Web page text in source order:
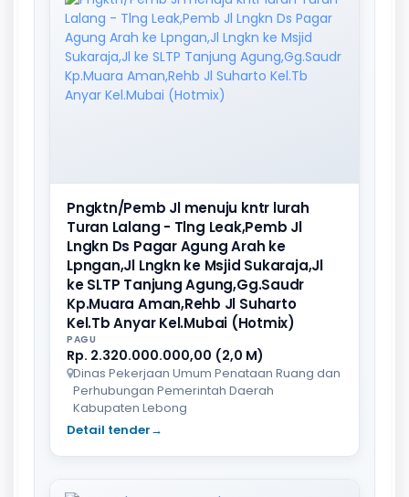
Pngktn/Pemb Jl menuju kntr lurah
Turan Lalang - Tlng Leak,Pemb Jl
Lngkn Ds Pagar Agung Arah ke
Lpngan,Jl Lngkn ke Msjid Sukaraja,Jl
ke SLTP Tanjung Agung,Gg.Saudr
Kp.Muara Aman,Rehb Jl Suharto
Kel.Tb Anyar Kel.Mubai (Hotmix)
PAGU
Rp. 2.320.000.000,00 (2,0 M)
Dinas Pekerjaan Umum Penataan Ruang dan
Perhubungan Pemerintah Daerah
Kabupaten Lebong
Detail tender→